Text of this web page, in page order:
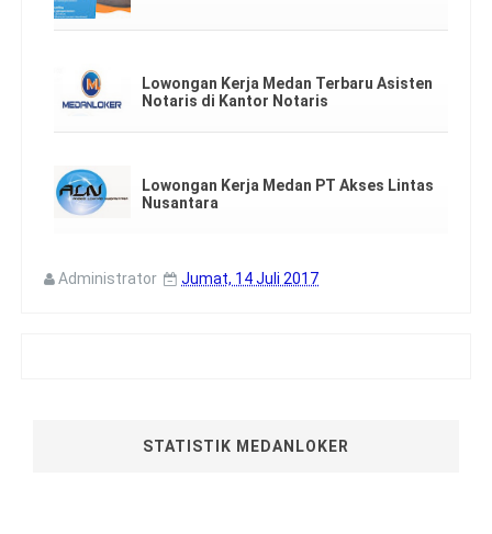
Lowongan Kerja Medan Terbaru Asisten
Notaris di Kantor Notaris
Lowongan Kerja Medan PT Akses Lintas
Nusantara
Administrator Jumat, 14 Juli 2017
STATISTIK MEDANLOKER